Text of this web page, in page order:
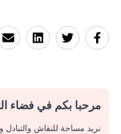
مرحبا بكم في فضاء
نريد مساحة للنقاش